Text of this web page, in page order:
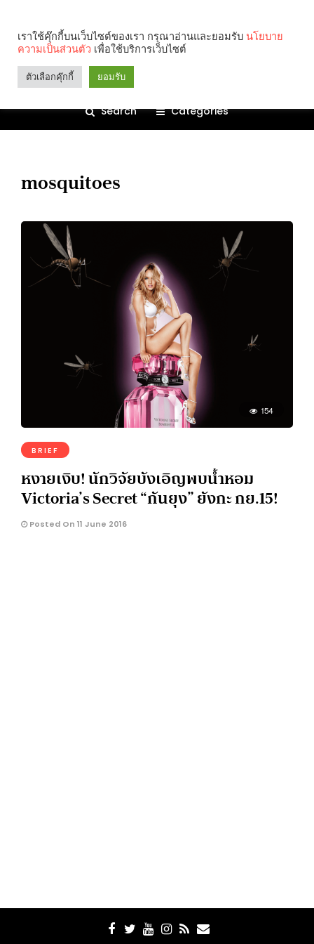
Search Categories
mosquitoes
154
BRIEF
หงายเงิบ! นักวิจัยบังเอิญพบน้ำหอม
Victoria’s Secret “กันยุง” ยังกะ กย.15!
Posted On 11 June 2016
เราใช้คุ๊กกี้บนเว็บไซต์ของเรา กรุณาอ่านและยอมรับ นโยบาย
ความเป็นส่วนตัว เพื่อใช้บริการเว็บไซต์
ตัวเลือกคุ๊กกี้ ยอมรับ